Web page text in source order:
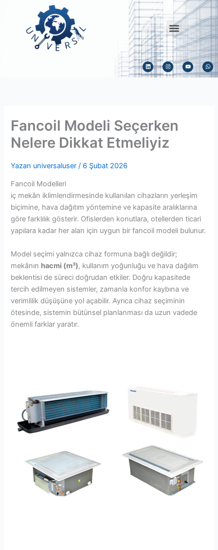
Menu
L
i
n
k
I
n
s
t
Y
o
u
t
W
h
a
t
Fancoil Modeli Seçerken
Nelere Dikkat Etmeliyiz
Yazan universaluser/ 6 Şubat 2026
Fancoil Modelleri
iç mekân iklimlendirmesinde kullanılan cihazların yerleşim
biçimine, hava dağıtım yöntemine ve kapasite aralıklarına
göre farklılık gösterir. Ofislerden konutlara, otellerden ticari
yapılara kadar her alan için uygun bir fancoil modeli bulunur.
Model seçimi yalnızca cihaz formuna bağlı değildir;
mekânın hacmi (m³), kullanım yoğunluğu ve hava dağılım
beklentisi de süreci doğrudan etkiler. Doğru kapasitede
tercih edilmeyen sistemler, zamanla konfor kaybına ve
verimlilik düşüşüne yol açabilir. Ayrıca cihaz seçiminin
ötesinde, sistemin bütünsel planlanması da uzun vadede
önemli farklar yaratır.